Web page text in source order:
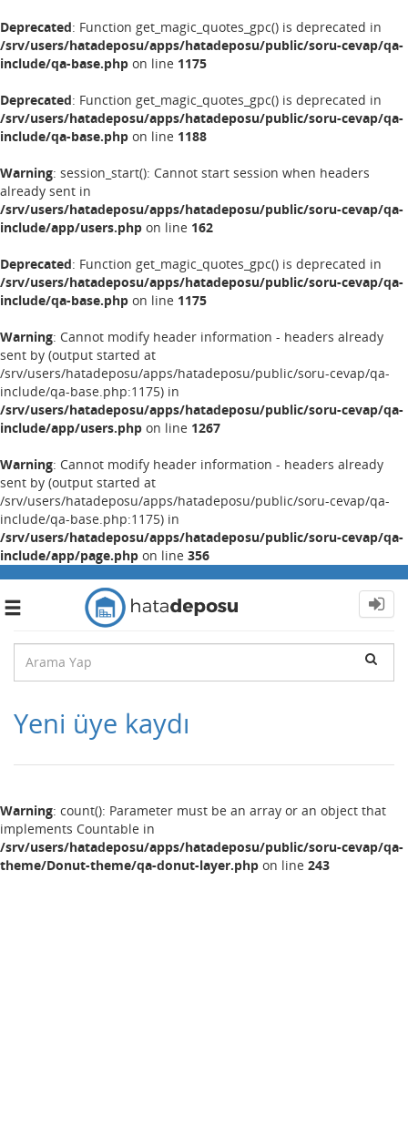
Deprecated: Function get_magic_quotes_gpc() is deprecated in
/srv/users/hatadeposu/apps/hatadeposu/public/soru-cevap/qa-
include/qa-base.php on line 1175
Deprecated: Function get_magic_quotes_gpc() is deprecated in
/srv/users/hatadeposu/apps/hatadeposu/public/soru-cevap/qa-
include/qa-base.php on line 1188
Warning: session_start(): Cannot start session when headers
already sent in
/srv/users/hatadeposu/apps/hatadeposu/public/soru-cevap/qa-
include/app/users.php on line 162
Deprecated: Function get_magic_quotes_gpc() is deprecated in
/srv/users/hatadeposu/apps/hatadeposu/public/soru-cevap/qa-
include/qa-base.php on line 1175
Warning: Cannot modify header information - headers already
sent by (output started at
/srv/users/hatadeposu/apps/hatadeposu/public/soru-cevap/qa-
include/qa-base.php:1175) in
/srv/users/hatadeposu/apps/hatadeposu/public/soru-cevap/qa-
include/app/users.php on line 1267
Warning: Cannot modify header information - headers already
sent by (output started at
/srv/users/hatadeposu/apps/hatadeposu/public/soru-cevap/qa-
include/qa-base.php:1175) in
/srv/users/hatadeposu/apps/hatadeposu/public/soru-cevap/qa-
include/app/page.php on line 356
Toggle
Yeni üye kaydı
Warning: count(): Parameter must be an array or an object that
implements Countable in
/srv/users/hatadeposu/apps/hatadeposu/public/soru-cevap/qa-
theme/Donut-theme/qa-donut-layer.php on line 243